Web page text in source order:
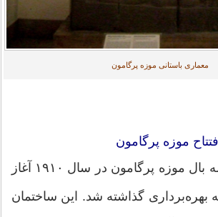
معماری باستانی موزه پرگامون
موزه پرگامون
ساختمان بزرگ سه بال موزه پرگامون در سال ۱۹۱۰ آغاز
در سال ۱۹۳۰ به بهره‌برداری گذاشته شد. این ساختمان